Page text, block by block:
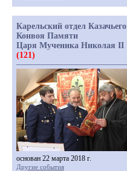
Карельский отдел Казачьего
Конвоя Памяти
Царя Мученика Николая II
(121)
основан 22 марта 2018 г.
Другие события